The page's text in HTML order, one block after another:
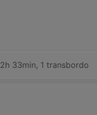
2h 33min, 1 transbordo